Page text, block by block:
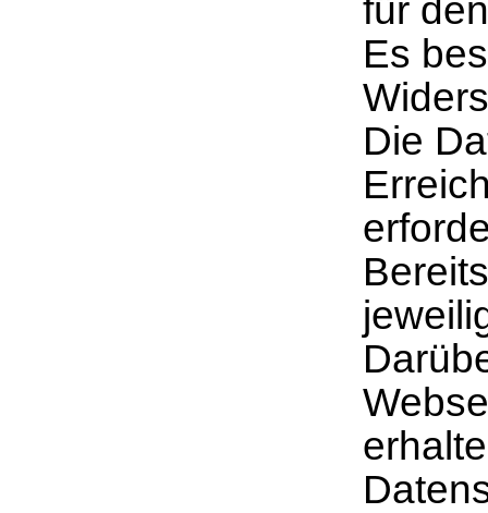
für
Es
Die